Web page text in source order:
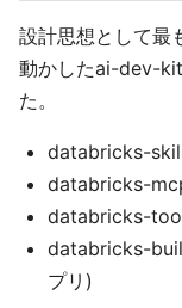
設計思想として最
動かしたai-dev-
た。
databricks-
databricks-
databricks-
databricks-
プリ)